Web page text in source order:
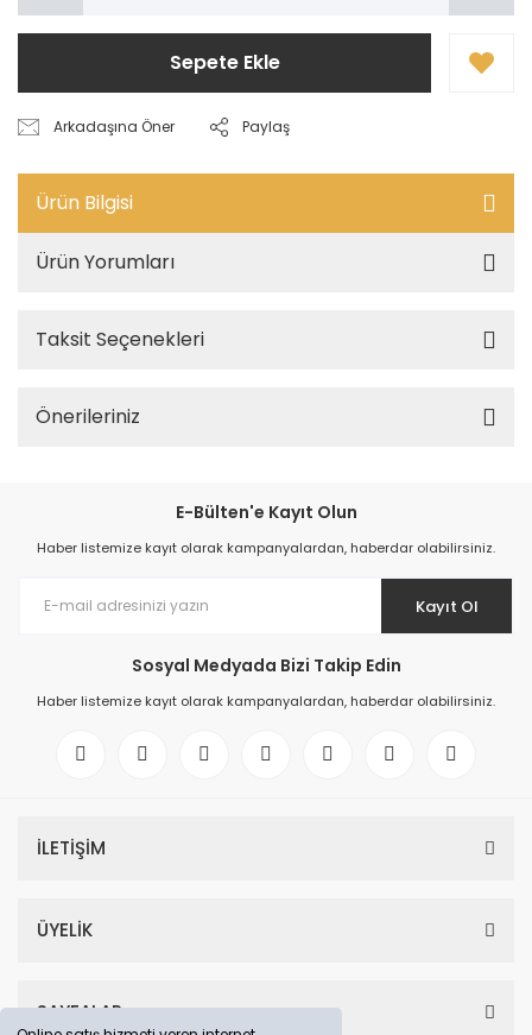
Sepete Ekle
Arkadaşına Öner Paylaş
Ürün Bilgisi
Ürün Yorumları
Taksit Seçenekleri
Önerileriniz
E-Bülten'e Kayıt Olun
Haber listemize kayıt olarak kampanyalardan, haberdar olabilirsiniz.
Kayıt Ol
Sosyal Medyada Bizi Takip Edin
Haber listemize kayıt olarak kampanyalardan, haberdar olabilirsiniz.
İLETİŞİM
ÜYELİK
SAYFALAR